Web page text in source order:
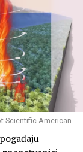
alata kao što
peć.
za
slučaju
napetosti,
da
za bilo koju
Scientific American